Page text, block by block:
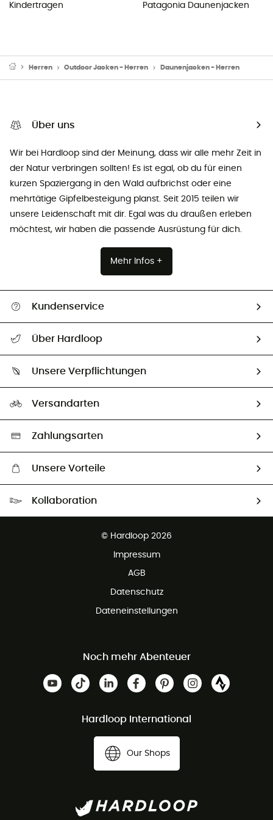
Kindertragen
Patagonia Daunenjacken
Herren Outdoor Jacken - Herren Daunenjacken - Herren
Über uns
Wir bei Hardloop sind der Meinung, dass wir alle mehr Zeit in
der Natur verbringen sollten! Es ist egal, ob du für einen
kurzen Spaziergang in den Wald aufbrichst oder eine
mehrtätige Gipfelbesteigung planst. Seit 2015 teilen wir
unsere Leidenschaft mit dir. Egal was du draußen erleben
möchtest, wir haben die passende Ausrüstung für dich.
Mehr Infos +
Kundenservice
Größentabelle
Über Hardloop
Unsere Botschafter
Unsere Verpflichtungen
Auswahl an nachhaltigen Produkten
Versandarten
Zahlungsarten
Unsere Vorteile
Kollaboration
© Hardloop 2026
Impressum
AGB
Datenschutz
Dateneinstellungen
Noch mehr Abenteuer
Hardloop International
Our Shops